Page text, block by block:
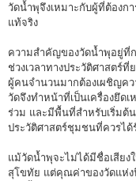
วัดน้ำพุจึงเหมาะกับผู้ที่ต้องก
แท้จริง
ความสำคัญของวัดน้ำพุอยู่ที่
ช่วงเวลาทางประวัติศาสตร์
ผู้คนจำนวนมากต้องเผชิญค
วัดจึงทำหน้าที่เป็นเครื่องยึด
ร่วม และมีพื้นที่สำหรับเริ่ม
ประวัติศาสตร์ชุมชนที่ควรได้
แม้วัดน้ำพุจะไม่ได้มีชื่อเสียง
สุโขทัย แต่คุณค่าของวัดแห่ง